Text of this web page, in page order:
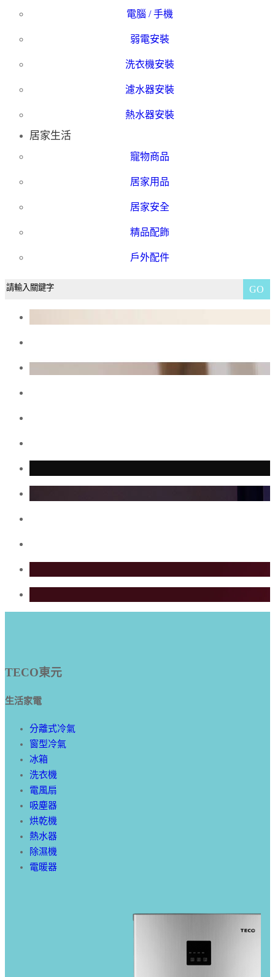
電腦 / 手機
弱電安裝
洗衣機安裝
濾水器安裝
熱水器安裝
居家生活
寵物商品
居家用品
居家安全
精品配飾
戶外配件
GO
TECO東元
生活家電
分離式冷氣
窗型冷氣
冰箱
洗衣機
電風扇
吸塵器
烘乾機
熱水器
除濕機
電暖器